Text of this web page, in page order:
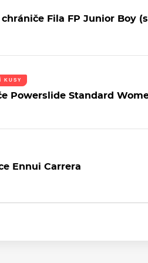
chrániče Fila FP Junior Boy
KUSY
Powerslide Standard
Ennui Carrera